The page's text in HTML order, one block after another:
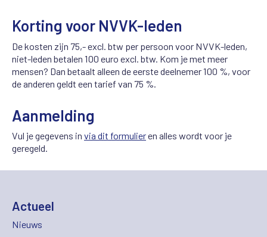
Korting voor NVVK-leden
De kosten zijn 75,- excl. btw per persoon voor NVVK-leden,
niet-leden betalen 100 euro excl. btw. Kom je met meer
mensen? Dan betaalt alleen de eerste deelnemer 100 %, voor
de anderen geldt een tarief van 75 %.
Aanmelding
Vul je gegevens in via dit formulieren alles wordt voor je
geregeld.
Actueel
Nieuws